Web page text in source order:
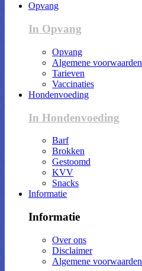
Opvang
In Opvang
Opvang
Algemene voorwaarden
Tarieven
Vaccinaties
Hondenvoeding
In Hondenvoeding
Barf
Brokken
Gestoomd
KVV
Snacks
Informatie
Informatie
Over ons
Disclaimer
Algemene voorwaarden